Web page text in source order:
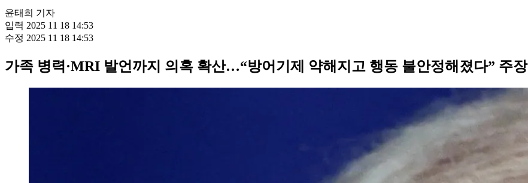
윤태희 기자
입력 2025 11 18 14:53
수정 2025 11 18 14:53
가족 병력·MRI 발언까지 의혹 확산…“방어기제 약해지고 행동 불안정해졌다” 주장